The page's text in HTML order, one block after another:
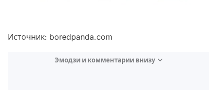
Источник: boredpanda.com
Эмодзи и комментарии внизу